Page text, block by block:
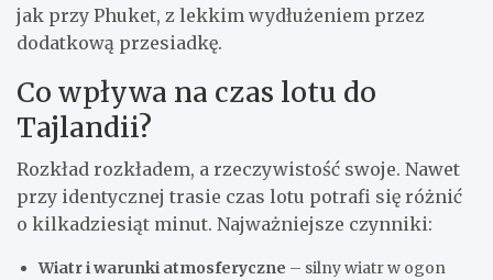
jak przy Phuket, z lekkim wydłużeniem przez
dodatkową przesiadkę.
Co wpływa na czas lotu do
Tajlandii?
Rozkład rozkładem, a rzeczywistość swoje. Nawet
przy identycznej trasie czas lotu potrafi się różnić
o kilkadziesiąt minut. Najważniejsze czynniki:
Wiatr i warunki atmosferyczne – silny wiatr w ogon